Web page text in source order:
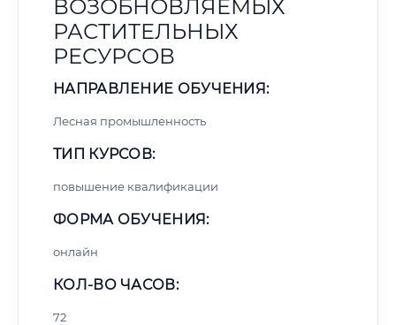
ВОЗОБНОВЛЯЕМЫХ
РАСТИТЕЛЬНЫХ
РЕСУРСОВ
НАПРАВЛЕНИЕ ОБУЧЕНИЯ:
Лесная промышленность
ТИП КУРСОВ:
повышение квалификации
ФОРМА ОБУЧЕНИЯ:
онлайн
КОЛ-ВО ЧАСОВ:
72